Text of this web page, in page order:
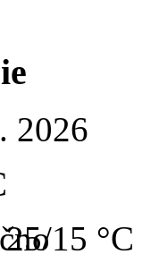
2026
25/15 °C